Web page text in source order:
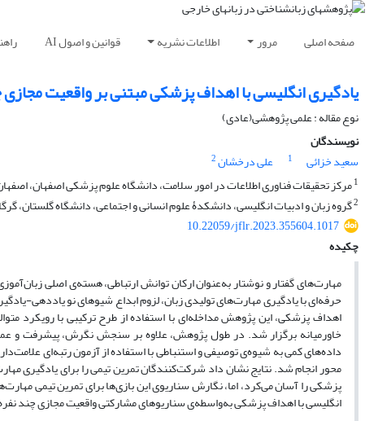
صفحه اصلی مرور اطلاعات نشریه قوانین و اصول AI
یادگیری انگلیسی با اهداف پزشکی مبتنی بر واقعیت
نوع مقاله : علمی پژوهشی(عادی)
نویسندگان
سعید خزائی
1 علی درخشان2
1مرکز تحقیقات فناوری اطلاعات در امور سلامت، دانشگاه علوم پزشکی اصفهان،
2گروه زبان و ادبیات انگلیسی، دانشکدۀ علوم انسانی و اجتماعی، دانشگاه گلستان،
10.22059/jflr.2023.355604.1017
چکیده
مهارت‌های گفتار و نوشتار به‌عنوان ارکان توانش ارتباطی، هسته‌ی اصلی
حرفه‌ای با یادگیری مهارت‌های تولیدی زبان، لزوم ابداع شیوهای نو یاددهی-
خاورمیانه برگزار شد. در طول پژوهش، علاوه بر سنجش نگرش، پیشرفت و
داده‌های کمی به شیوه‌ی توصیفی و استنباطی با استفاده از آزمون رتبه‌ای
محور انجام شد. نتایج نشان داد شرکت‌کنندگان تمرین تیمی را برای یادگیری
پزشکی را آسان می‌کرد، اما، نگارش سناریوی این بازی‌ها برای تمرین تیمی
انگلیسی با اهداف پزشکی به‌واسطه‌ی سناریوهای مشارکتی واقعیت مجازی چند